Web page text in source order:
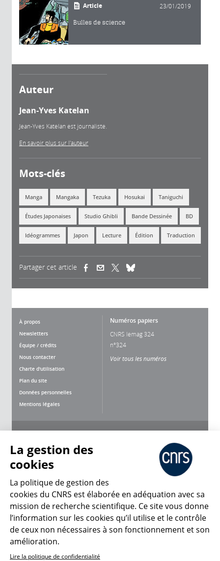
Article 23/01/2019
Bulles de science
Auteur
Jean-Yves Katelan
Jean-Yves Katelan est journaliste.
En savoir plus sur l'auteur
Mots-clés
Manga Mangaka Tezuka Hosukai Taniguchi
Études Japonaises Studio Ghibli Bande Dessinée BD
Idéogrammes Japon Lecture Édition Traduction
Partager cet article (link is external)(link is external)
À propos
Newsletters
Équipe / crédits
Nous contacter
Charte d'utilisation
Plan du site
Données personnelles
Mentions légales
Numéros papiers
CNRS lemag 324
n°324
Voir tous les numéros
Nous suivre Partager
CNRS Le Mag
© 2026, CNRS
La gestion des
cookies
La politique de gestion des
cookies du CNRS est élaborée en adéquation avec sa
mission de recherche scientifique. Ce site vous donne
l’information sur les cookies qu’il utilise et le contrôle
de ceux non nécessaires à son fonctionnement et son
amélioration.
Lire la politique de confidentialité